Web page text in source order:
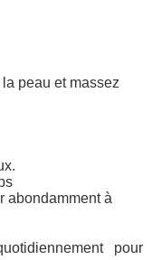
peau et massez
abondamment à
pour